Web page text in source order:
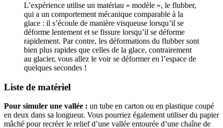
L’expérience utilise un matériau « modèle », le flubber,
qui a un comportement mécanique comparable à la
glace : il s’écoule de manière visqueuse lorsqu’il se
déforme lentement et se fissure lorsqu’il se déforme
rapidement. Par contre, les déformations du flubber sont
bien plus rapides que celles de la glace, contrairement
au glacier, vous allez le voir se déformer en l’espace de
quelques secondes !
Liste de matériel
Pour simuler une vallée : un tube en carton ou en plastique coupé
en deux dans sa longueur. Vous pourriez également utiliser du papier
mâché pour recréer le relief d’une vallée entourée d’une chaîne de